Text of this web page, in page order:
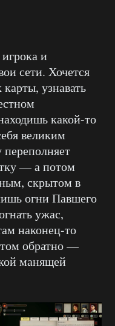
и
сети. Хочется
узнавать
какой-то
великим
— а потом
скрытом в
огни Павшего
ужас,
наконец-то
обратно —
манящей